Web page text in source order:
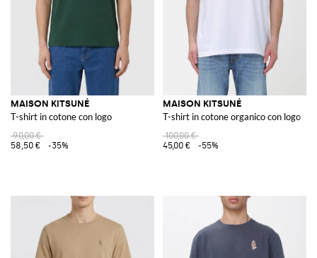
MAISON KITSUNÉ
T-shirt in cotone con logo
90,00 €
58,50 €
-35%
MAISON KITSUNÉ
T-shirt in cotone organico con logo
100,00 €
45,00 €
-55%